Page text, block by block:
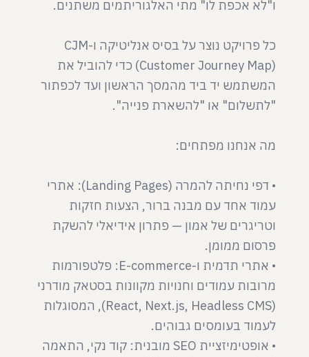
כל פרויקט נוצר על בסיס אנליטיקה ו-CJM
(Customer Journey Map) כדי להוביל את
המשתמש יד ביד מהמסך הראשון ועד לכפתור
• דפי נחיתה להמרה (Landing Pages): אתרי
עמוד אחד עם מבנה ברור, הצעות חזקות
וטריגרים של אמון — פתרון אידיאלי להשקת
• אתרי תדמית ו-E-commerce: פלטפורמות
מרובות עמודים וחנויות מקוונות בסטאק מודרני
(React, Next.js, Headless CMS), המסוגלות
• אופטימיזציית SEO מובנית: קוד נקי, התאמה